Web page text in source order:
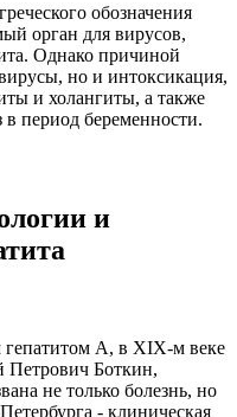
обозначения
орган для вирусов,
Однако причиной
но и интоксикация,
и холангиты, а также
в период беременности.
и
гепатитом А, в XIX-м веке
Петрович Боткин,
не только болезнь, но
- клиническая